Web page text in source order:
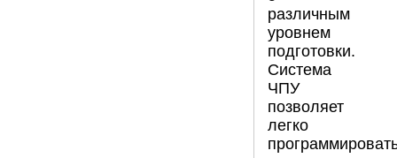
различным
уровнем
подготовки.
Система
ЧПУ
позволяет
легко